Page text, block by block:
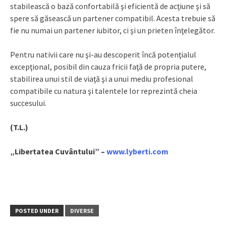
stabilească o bază confortabilă şi eficientă de acţiune şi să
spere să găsească un partener compatibil. Acesta trebuie să
fie nu numai un partener iubitor, ci şi un prieten înţelegător.
Pentru nativii care nu şi-au descoperit încă potenţialul
excepţional, posibil din cauza fricii faţă de propria putere,
stabilirea unui stil de viaţă şi a unui mediu profesional
compatibile cu natura şi talentele lor reprezintă cheia
succesului.
(T.L.)
„Libertatea Cuvântului” – www.lyberti.com
POSTED UNDER DIVERSE